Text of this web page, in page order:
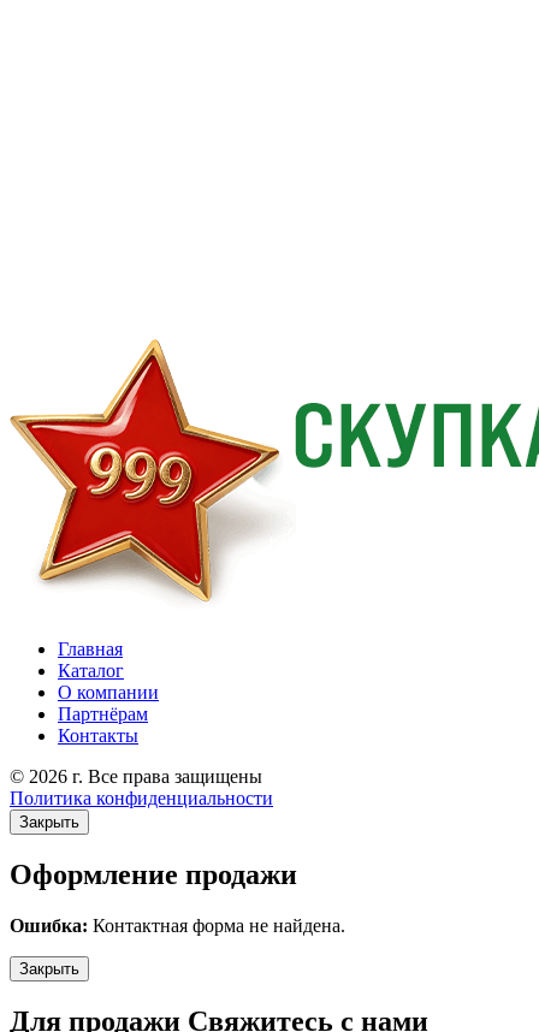
Главная
Каталог
О компании
Партнёрам
Контакты
© 2026 г. Все права защищены
Политика конфиденциальности
Закрыть
Оформление продажи
Ошибка: Контактная форма не найдена.
Закрыть
Для продажи Свяжитесь с нами